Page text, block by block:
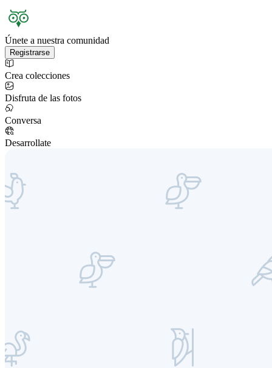
Únete a nuestra comunidad
Registrarse
Crea colecciones
Disfruta de las fotos
Conversa
Desarrollate